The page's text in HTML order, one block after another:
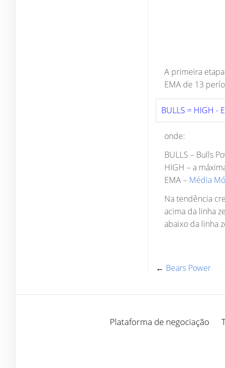
A primeira
EMA de 13
BULLS = HIGH -
onde:
BULLS – Bulls
HIGH – a
EMA – Média
Na tendência
acima da linha
abaixo da linha
← Bears Power
Plataforma de negociação